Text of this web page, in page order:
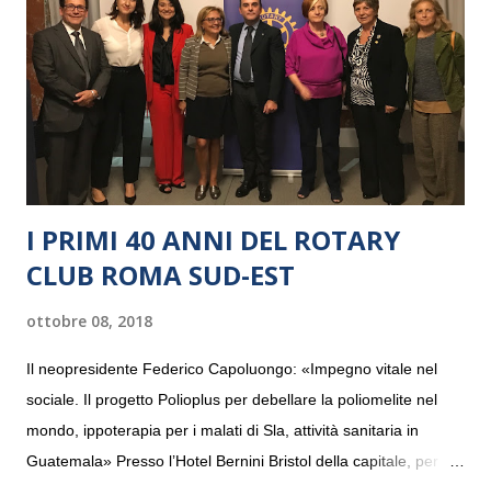
I PRIMI 40 ANNI DEL ROTARY
CLUB ROMA SUD-EST
ottobre 08, 2018
Il neopresidente Federico Capoluongo: «Impegno vitale nel
sociale. Il progetto Polioplus per debellare la poliomelite nel
mondo, ippoterapia per i malati di Sla, attività sanitaria in
Guatemala» Presso l’Hotel Bernini Bristol della capitale, per la